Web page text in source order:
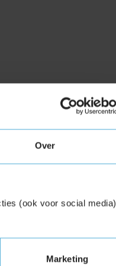
Over
(ook voor social media)
Marketing